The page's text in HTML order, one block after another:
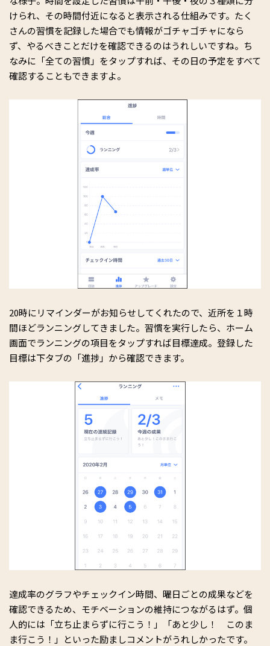
けられ、その時間付近になると表示される仕組みです。たく
さんの習慣を記録した場合でも情報がゴチャゴチャになら
ず、やるべきことだけを確認できるのはうれしいですね。ち
なみに「全ての習慣」をタップすれば、その日の予定をすべて
確認することもできますよ。
20時にリマインダーがお知らせしてくれたので、近所を１時
間ほどランニングしてきました。習慣を実行したら、ホーム
画面でランニングの項目をタップすれば目標達成。登録した
目標は下タブの「進捗」から確認できます。
達成率のグラフやチェックイン時間、曜日ごとの成果などを
確認できるため、モチベーションの維持につながるはず。個
人的には「立ち止まらずに行こう！」「あと少し！ このま
ま行こう！」といった励ましコメントがうれしかったです。